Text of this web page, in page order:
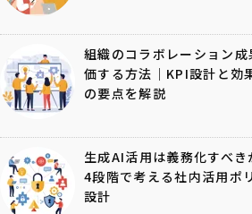
組織のコラボレーション成
価する方法｜KPI設計と効
の要点を解説
生成AI活用は義務化すべき
4段階で考える社内活用ポ
設計